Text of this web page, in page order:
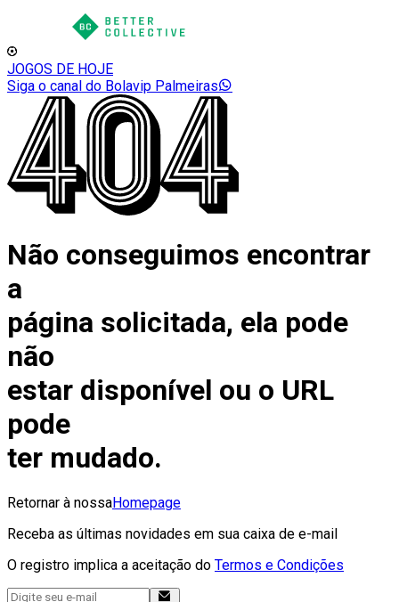
JOGOS DE HOJE
Siga o canal do Bolavip Palmeiras
Não conseguimos encontrar
a
página solicitada, ela pode
não
estar disponível ou o URL
pode
ter mudado.
Retornar à nossaHomepage
Receba as últimas novidades em sua caixa de e-mail
O registro implica a aceitação do Termos e Condições